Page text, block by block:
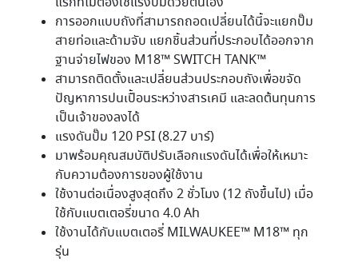
การออกแบบถังที่สามารถถอดเปลี่ยนได้นี้จะแยกปั๊ม
สายท่อและด้ามจับ แยกชิ้นส่วนที่ประกอบได้ออกจาก
ฐานจ่ายไฟของ M18™ SWITCH TANK™
สามารถติดตั้งและเปลี่ยนส่วนประกอบถังเพื่อขจัด
ปัญหาการปนเปื้อนระหว่างสารเคมี และลดต้นทุนการ
เป็นเจ้าของลงได้
แรงดันปั๊ม 120 PSI (8.27 บาร์)
มาพร้อมคุณสมบัติปรับเลือกแรงดันได้เพื่อให้เหมาะ
กับความต้องการของผู้ใช้งาน
ใช้งานต่อเนื่องสูงสุดถึง 2 ชั่วโมง (12 ถังขึ้นไป) เมื่อ
ใช้กับแบตเตอรี่ขนาด 4.0 Ah
ใช้งานได้กับแบตเตอรี่ MILWAUKEE™ M18™ ทุก
รุ่น